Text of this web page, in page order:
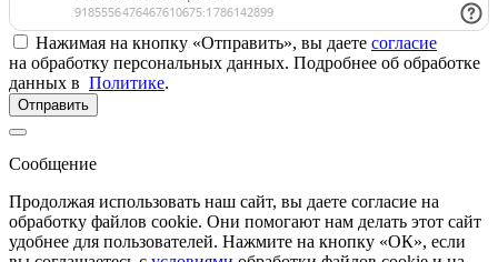
Нажимая на кнопку «Отправить», вы даете согласие
на обработку персональных данных. Подробнее об обработке
данных в Политике.
Отправить
Сообщение
Продолжая использовать наш сайт, вы даете согласие на
обработку файлов cookie. Они помогают нам делать этот сайт
удобнее для пользователей. Нажмите на кнопку «ОК», если